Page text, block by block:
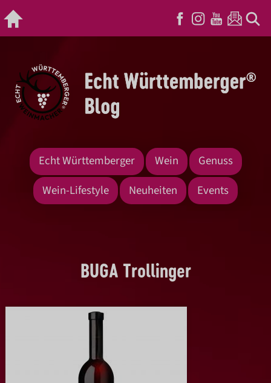
Echt Württemberger Wein
Genuss
Wein-Lifestyle
Neuheiten Events
BUGA Trollinger